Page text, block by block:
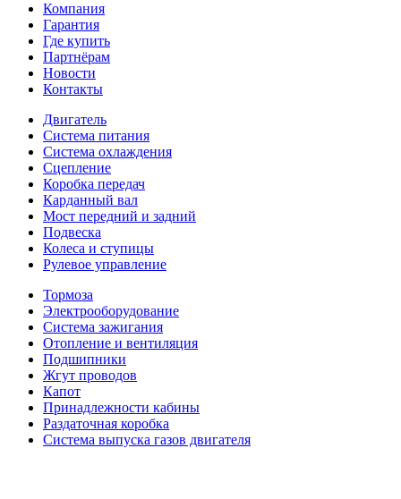
Компания
Гарантия
Где купить
Партнёрам
Новости
Контакты
Двигатель
Система питания
Система охлаждения
Сцепление
Коробка передач
Карданный вал
Мост передний и задний
Подвеска
Колеса и ступицы
Рулевое управление
Тормоза
Электрооборудование
Система зажигания
Отопление и вентиляция
Подшипники
Жгут проводов
Капот
Принадлежности кабины
Раздаточная коробка
Система выпуска газов двигателя